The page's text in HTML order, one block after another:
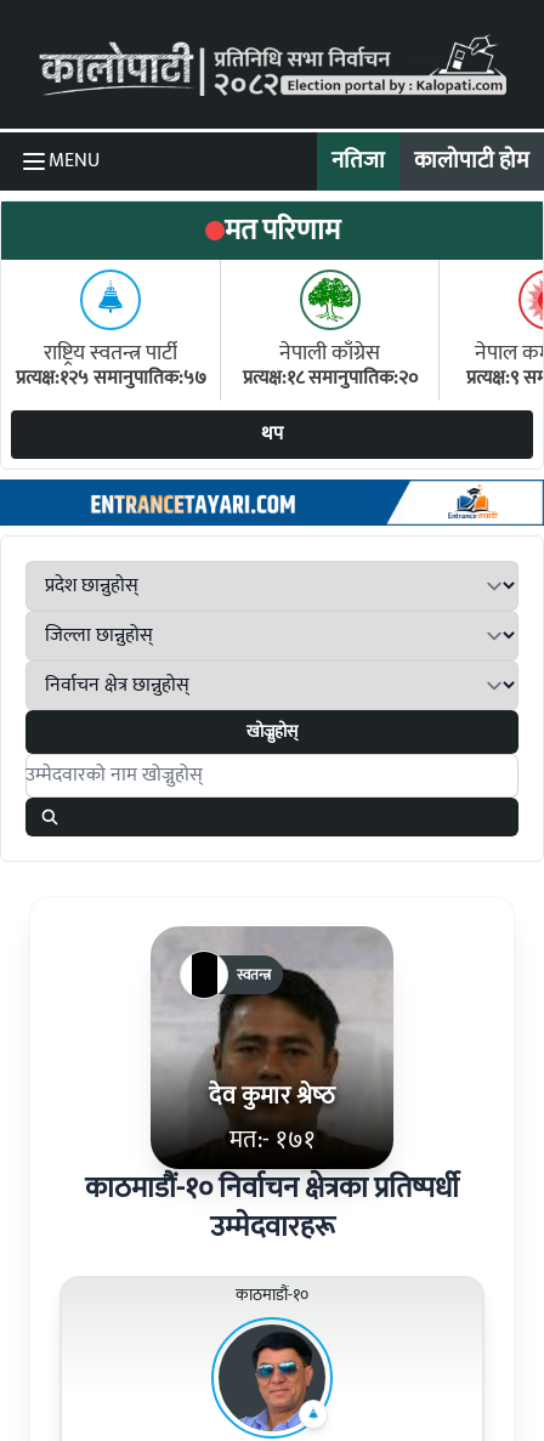
MENU नतिजा कालोपाटी होम
मत परिणाम
राष्ट्रिय स्वतन्त्र पार्टी
प्रत्यक्ष:१२५ समानुपातिक:५७
नेपाली काँग्रेस
प्रत्यक्ष:१८ समानुपातिक:२०
नेपाल
प्रत्यक्ष:९
थप
खोज्नुहोस्
Search candidates
देव कुमार श्रेष्‍ठ
मत:- १७१
स्वतन्त्र
काठमाडौं-१० निर्वाचन क्षेत्रका प्रतिष्पर्धी
उम्मेदवारहरू
काठमाडौं-१०